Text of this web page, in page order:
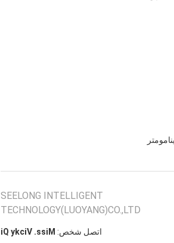
SEELONG INTELLIGENT
TECHNOLOGY(LUOYANG)CO.,LTD
اتصل شخص: Miss. Vicky Qi